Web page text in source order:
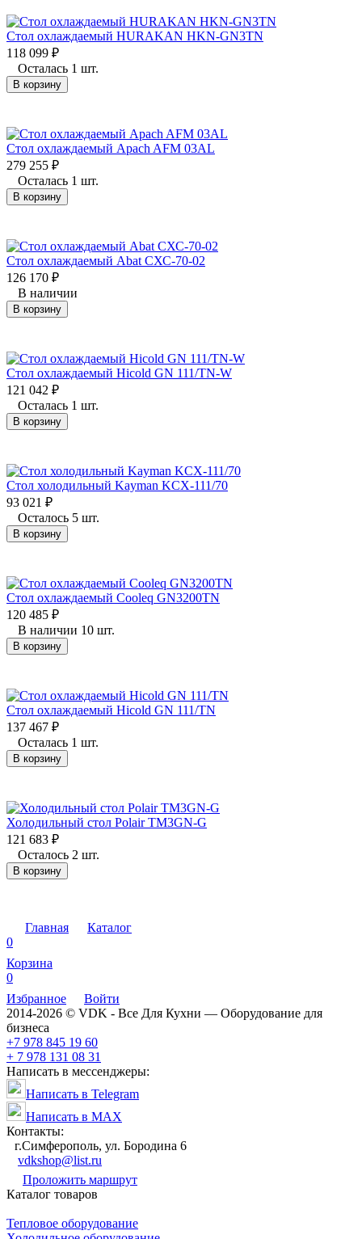
Стол охлаждаемый HURAKAN HKN-GN3TN
118 099 ₽
Осталась 1 шт.
В корзину
Стол охлаждаемый Apach AFM 03AL
279 255 ₽
Осталась 1 шт.
В корзину
Стол охлаждаемый Abat СХС-70-02
126 170 ₽
В наличии
В корзину
Стол охлаждаемый Hicold GN 111/TN-W
121 042 ₽
Осталась 1 шт.
В корзину
Стол холодильный Kayman KСХ-111/70
93 021 ₽
Осталось 5 шт.
В корзину
Стол охлаждаемый Cooleq GN3200TN
120 485 ₽
В наличии 10 шт.
В корзину
Стол охлаждаемый Hicold GN 111/TN
137 467 ₽
Осталась 1 шт.
В корзину
Холодильный стол Polair TM3GN-G
121 683 ₽
Осталось 2 шт.
В корзину
Главная
Каталог
0
Корзина
0
Избранное
Войти
2014-2026 © VDK - Все Для Кухни — Оборудование для
бизнеса
+7 978 845 19 60
+ 7 978 131 08 31
Написать в мессенджеры:
Написать в Telegram
Написать в MAX
Контакты:
г.Симферополь, ул. Бородина 6
vdkshop@list.ru
Проложить маршрут
Каталог товаров
Тепловое оборудование